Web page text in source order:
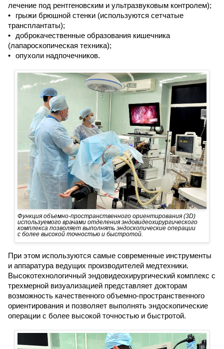
лечение под рентгеновским и ультразвуковым контролем);
грыжи брюшной стенки (используются сетчатые
трансплантаты);
доброкачественные образования кишечника
(лапароскопическая техника);
опухоли надпочечников.
Функция объемно-пространственного ориентирования (3D)
используемого врачами отделения эндовидеохирургического
комплекса позволяет выполнять эндоскопические операции
с более высокой точностью и быстротой.
При этом используются самые современные инструменты
и аппаратура ведущих производителей медтехники.
Высокотехнологичный эндовидеохирургический комплекс с
трехмерной визуализацией представляет докторам
возможность качественного объемно-пространственного
ориентирования и позволяет выполнять эндоскопические
операции с более высокой точностью и быстротой.